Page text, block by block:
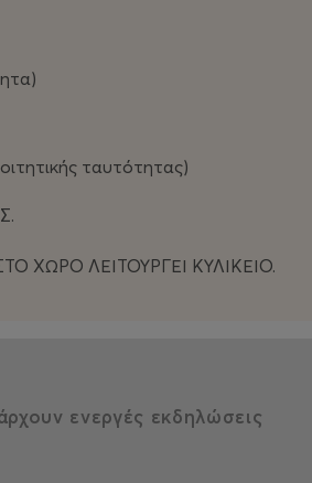
ταυτότητας)
ΧΩΡΟ ΛΕΙΤΟΥΡΓΕΙ ΚΥΛΙΚΕΙΟ.
ενεργές εκδηλώσεις